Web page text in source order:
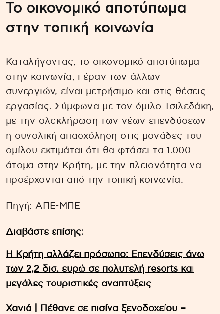
Το οικονομικό αποτύπωμα
στην τοπική κοινωνία
Καταλήγοντας, το οικονομικό αποτύπωμα
στην κοινωνία, πέραν των άλλων
συνεργιών, είναι μετρήσιμο και στις θέσεις
εργασίας. Σύμφωνα με τον όμιλο Τσιλεδάκη,
με την ολοκλήρωση των νέων επενδύσεων
η συνολική απασχόληση στις μονάδες του
ομίλου εκτιμάται ότι θα φτάσει τα 1.000
άτομα στην Κρήτη, με την πλειονότητα να
προέρχονται από την τοπική κοινωνία.
Πηγή: ΑΠΕ-ΜΠΕ
Διαβάστε επίσης:
Η Κρήτη αλλάζει πρόσωπο: Επενδύσεις άνω
των 2,2 δισ. ευρώ σε πολυτελή resorts και
μεγάλες τουριστικές αναπτύξεις
Χανιά | Πέθανε σε πισίνα ξενοδοχείου –